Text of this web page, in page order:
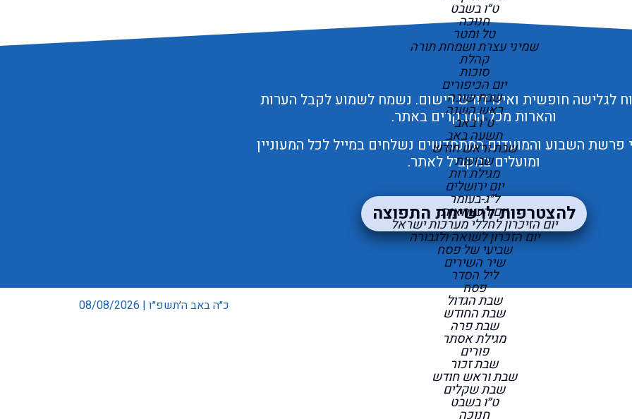
ט״ו בשבט
חנוכה
טל ומטר
שמיני עצרת ושמחת תורה
קהלת
סוכות
יום הכיפורים
שבת שובה
ראש השנה
ט"ו באב
תשעה באב
שבת וראש חודש
שבועות
מגילת רות
יום ירושלים
ל״ג-בעומר
יום העצמאות
יום הזיכרון לחללי מערכות ישראל
יום הזכרון לשואה ולגבורה
שביעי של פסח
שיר השירים
ליל הסדר
פסח
שבת הגדול
שבת החודש
שבת פרה
מגילת אסתר
פורים
שבת זכור
שבת וראש חודש
שבת שקלים
ט״ו בשבט
חנוכה
לגלישה חופשית ואינו דורש רישום. נשמח לשמוע לקבל הערות
והארות מכל המבקרים באתר.
פרשת השבוע והמועדים המתחדשים נשלחים במייל לכל המעוניין
ומועלים במקביל לאתר.
להצטרפות לרשימת התפוצה
כ״ה באב ה׳תשפ״ו | 08/08/2026